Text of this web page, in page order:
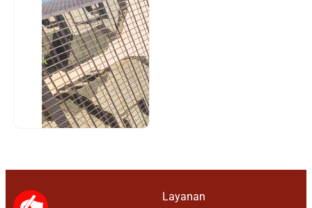
Layanan